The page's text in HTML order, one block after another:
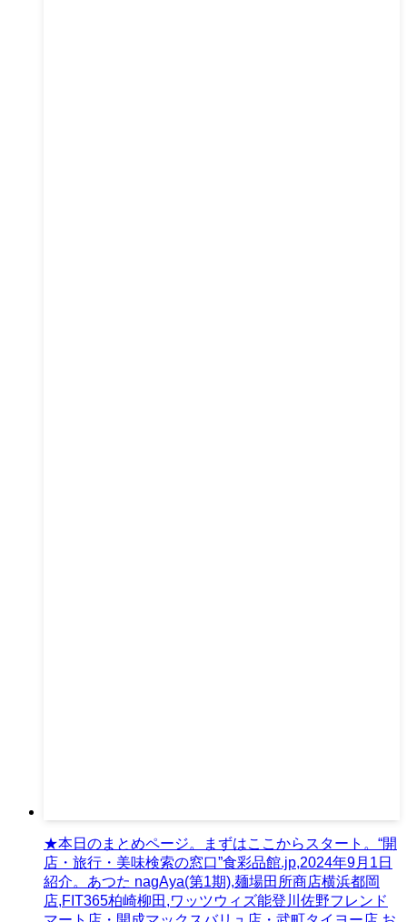
★本日のまとめページ。まずはここからスタート。“開
店・旅行・美味検索の窓口”食彩品館.jp,2024年9月1日
紹介。あつた nagAya(第1期),麺場田所商店横浜都岡
店,FIT365柏崎柳田,ワッツウィズ能登川佐野フレンド